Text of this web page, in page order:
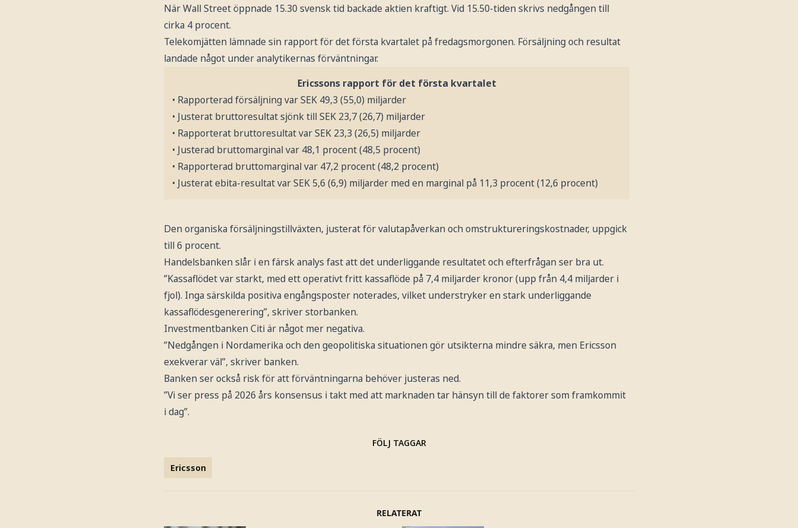
När Wall Street öppnade 15.30 svensk tid backade aktien kraftigt. Vid 15.50-tiden skrivs nedgången till
cirka 4 procent.
Telekomjätten lämnade sin rapport för det första kvartalet på fredagsmorgonen. Försäljning och resultat
landade något under analytikernas förväntningar.
Ericssons rapport för det första kvartalet
• Rapporterad försäljning var SEK 49,3 (55,0) miljarder
• Justerat bruttoresultat sjönk till SEK 23,7 (26,7) miljarder
• Rapporterat bruttoresultat var SEK 23,3 (26,5) miljarder
• Justerad bruttomarginal var 48,1 procent (48,5 procent)
• Rapporterad bruttomarginal var 47,2 procent (48,2 procent)
• Justerat ebita-resultat var SEK 5,6 (6,9) miljarder med en marginal på 11,3 procent (12,6 procent)
Den organiska försäljningstillväxten, justerat för valutapåverkan och omstruktureringskostnader, uppgick
till 6 procent.
Handelsbanken slår i en färsk analys fast att det underliggande resultatet och efterfrågan ser bra ut.
”Kassaflödet var starkt, med ett operativt fritt kassaflöde på 7,4 miljarder kronor (upp från 4,4 miljarder i
fjol). Inga särskilda positiva engångsposter noterades, vilket understryker en stark underliggande
kassaflödesgenerering”, skriver storbanken.
Investmentbanken Citi är något mer negativa.
”Nedgången i Nordamerika och den geopolitiska situationen gör utsikterna mindre säkra, men Ericsson
exekverar väl”, skriver banken.
Banken ser också risk för att förväntningarna behöver justeras ned.
”Vi ser press på 2026 års konsensus i takt med att marknaden tar hänsyn till de faktorer som framkommit
i dag”.
FÖLJ TAGGAR
Ericsson
RELATERAT